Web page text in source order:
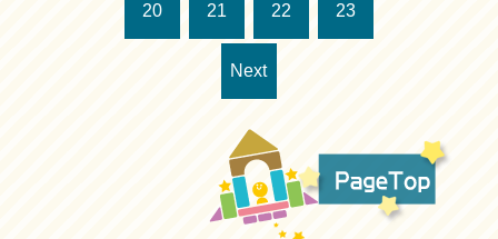
20 21 22 23
Next